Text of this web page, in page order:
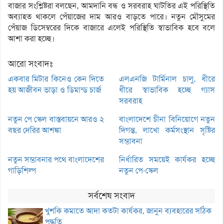
বাজার সংশ্লিষ্টরা বলছেন, আমদানি বন্ধ ও সরবরাহ ঘাটতির এই পরিস্থিতি
অব্যাহত থাকলে পেঁয়াজের দাম আরও বাড়তে পারে। নতুন মৌসুমের
পেঁয়াজ ডিসেম্বরের দিকে বাজারে এলেই পরিস্থিতি স্বাভাবিক হবে বলে
আশা করা হচ্ছে।
আরো সংবাদঃ
একবার মিটার কিনেও কেন দিতে
হয় আজীবন ভাড়া ও ডিমান্ড চার্জ
এলএনজি টার্মিনাল চালু, ধীরে
ধীরে স্বাভাবিক হচ্ছে গ্যাস
সরবরাহ
নতুন পে স্কেল বাস্তবায়নে আরও ২
বছর দেরির আশঙ্কা
বাংলাদেশে চীনা বিনিয়োগে নতুন
দিগন্ত, লাখো কর্মসংস্থান সৃষ্টির
সম্ভাবনা
নতুন সম্ভাবনার পথে বাংলাদেশের
গাড়িশিল্প
নির্ধারিত সময়েই কার্যকর হচ্ছে
নতুন পে-স্কেল
সর্বশেষ সংবাদ
খুশকি কমাতে আদা কতটা কার্যকর, জানুন ব্যবহারের সঠিক
পদ্ধতি